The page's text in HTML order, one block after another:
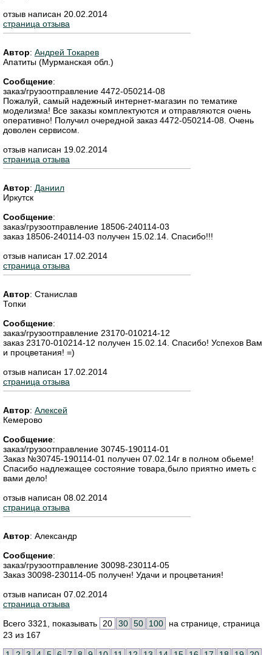
отзыв написан 20.02.2014
страница отзыва
Автор: Андрей Токарев
Апатиты (Мурманская обл.)
Сообщение:
заказ/грузоотправление 4472-050214-08
Пожалуй, самый надежный интернет-магазин по тематике
моделизма! Все заказы комплектуются и отправляются очень
оперативно! Получил очередной заказ 4472-050214-08. Очень
доволен сервисом.
отзыв написан 19.02.2014
страница отзыва
Автор: Даниил
Иркутск
Сообщение:
заказ/грузоотправление 18506-240114-03
заказ 18506-240114-03 получен 15.02.14. Спасибо!!!
отзыв написан 17.02.2014
страница отзыва
Автор: Станислав
Топки
Сообщение:
заказ/грузоотправление 23170-010214-12
заказ 23170-010214-12 получен 15.02.14. Спасибо! Успехов Вам
и процветания! =)
отзыв написан 17.02.2014
страница отзыва
Автор: Алексей
Кемерово
Сообщение:
заказ/грузоотправление 30745-190114-01
Заказ №30745-190114-01 получен 07.02.14г в полном обьеме!
Спасибо надлежащее состояние товара,было приятно иметь с
вами дело!
отзыв написан 08.02.2014
страница отзыва
Автор: Александр
Сообщение:
заказ/грузоотправление 30098-230114-05
Заказ 30098-230114-05 получен! Удачи и процветания!
отзыв написан 07.02.2014
страница отзыва
Всего 3321, показывать
20 30 50 100
на странице, страница
23 из 167